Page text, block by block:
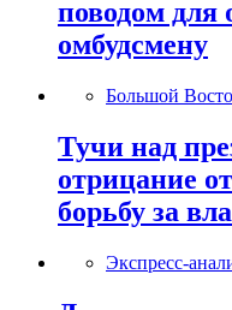
поводом для
омбудсмену
Большой
Тучи над
отрицание
борьбу за
Экспресс-